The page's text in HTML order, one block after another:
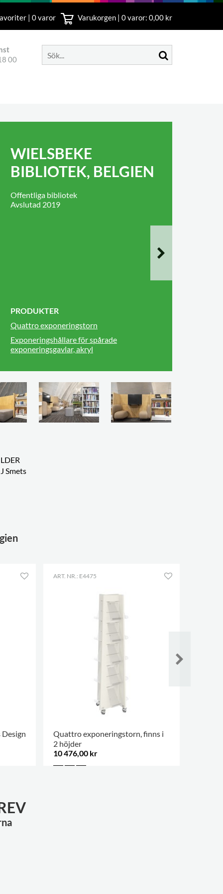
| 0 varor Varukorgen | 0varor: 0,00 kr
00
WIELSBEKE
BIBLIOTEK, BELGIEN
Offentliga bibliotek
Avslutad 2019
PRODUKTER
Quattro exponeringstorn
Exponeringshållare för spårade
exponeringsgavlar, akryl
Smets
ART. NR.: E4475
Quattro exponeringstorn, finns i
2 höjder
10 476,00 kr